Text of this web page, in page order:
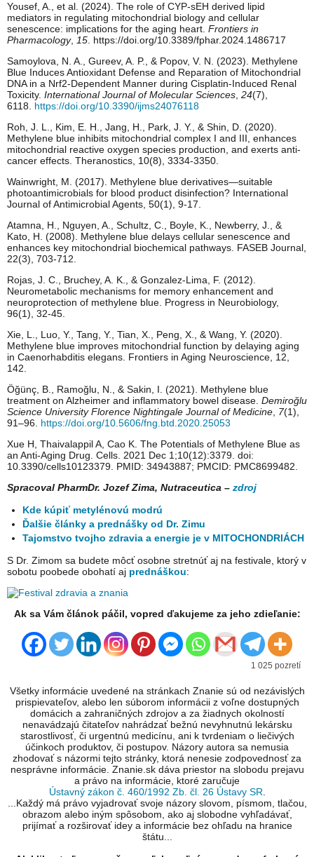
Yousef, A., et al. (2024). The role of CYP-sEH derived lipid
mediators in regulating mitochondrial biology and cellular
senescence: implications for the aging heart. Frontiers in
Pharmacology, 15 . https://doi.org/10.3389/fphar.2024.1486717
Samoylova, N. A., Gureev, A. P., & Popov, V. N. (2023). Methylene
Blue Induces Antioxidant Defense and Reparation of Mitochondrial
DNA in a Nrf2-Dependent Manner during Cisplatin-Induced Renal
Toxicity. International Journal of Molecular Sciences 24(7),
6118. https://doi.org/10.3390/ijms24076118
Roh, J. L., Kim, E. H., Jang, H., Park, J. Y., & Shin, D. (2020).
Methylene blue inhibits mitochondrial complex I and III, enhances
mitochondrial reactive oxygen species production, and exerts anti-
cancer effects. Theranostics, 10(8), 3334-3350.
Wainwright, M. (2017). Methylene blue derivatives—suitable
photoantimicrobials for blood product disinfection? International
Journal of Antimicrobial Agents, 50(1), 9-17.
Atamna, H., Nguyen, A., Schultz, C., Boyle, K., Newberry, J., &
Kato, H. (2008). Methylene blue delays cellular senescence and
enhances key mitochondrial biochemical pathways. FASEB Journal,
22(3), 703-712.
Rojas, J. C., Bruchey, A. K., & Gonzalez-Lima, F. (2012).
Neurometabolic mechanisms for memory enhancement and
neuroprotection of methylene blue. Progress in Neurobiology,
96(1), 32-45.
Xie, L., Luo, Y., Tang, Y., Tian, X., Peng, X., & Wang, Y. (2020).
Methylene blue improves mitochondrial function by delaying aging
in Caenorhabditis elegans. Frontiers in Aging Neuroscience, 12,
142.
Öğünç, B., Ramoğlu, N., & Sakin, I. (2021). Methylene blue
treatment on Alzheimer and inflammatory bowel disease. Demiroğlu
Science University Florence Nightingale Journal of Medicine 7(1),
91–96. https://doi.org/10.5606/fng.btd.2020.25053
Xue H, Thaivalappil A, Cao K. The Potentials of Methylene Blue as
an Anti-Aging Drug. Cells. 2021 Dec 1;10(12):3379. doi:
10.3390/cells10123379. PMID: 34943887; PMCID: PMC8699482.
Spracoval PharmDr. Jozef Zima, Nutraceutica – zdroj
Kde kúpiť metylénovú modrú
Ďalšie články a prednášky od Dr. Zimu
Tajomstvo tvojho zdravia a energie je v MITOCHONDRIÁCH
S Dr. Zimom sa budete môcť osobne stretnúť aj na festivale, ktorý v
sobotu poobede obohatí aj prednáškou:
Ak sa Vám článok páčil, vopred ďakujeme za jeho zdieľanie:
1 025 pozretí
Všetky informácie uvedené na stránkach Znanie sú od nezávislých
prispievateľov, alebo len súborom informácii z voľne dostupných
domácich a zahraničných zdrojov a za žiadnych okolností
nenavádzajú čitateľov nahrádzať bežnú nevyhnutnú lekársku
starostlivosť, či urgentnú medicínu, ani k tvrdeniam o liečivých
účinkoch produktov, či postupov. Názory autora sa nemusia
zhodovať s názormi tejto stránky, ktorá nenesie zodpovednosť za
nesprávne informácie. Znanie.sk dáva priestor na slobodu prejavu
a právo na informácie, ktoré zaručuje
Ústavný zákon č. 460/1992 Zb. čl. 26 Ústavy SR
...Každý má právo vyjadrovať svoje názory slovom, písmom, tlačou,
obrazom alebo iným spôsobom, ako aj slobodne vyhľadávať,
prijímať a rozširovať idey a informácie bez ohľadu na hranice
štátu...